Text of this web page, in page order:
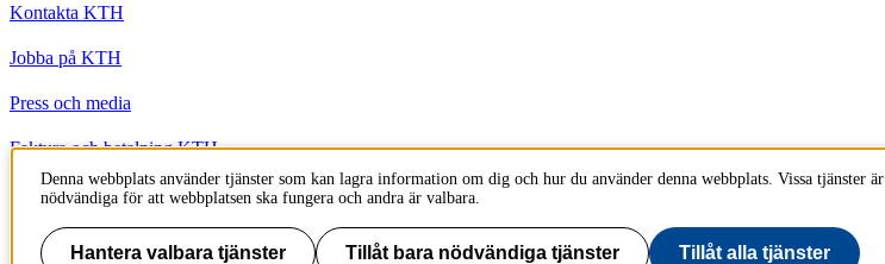
Kontakta KTH
Jobba på KTH
Press och media
Faktura och betalning KTH
Om KTH:s webbplatser
Tillgänglighetsredogörelse
Denna webbplats använder tjänster som kan lagra information om dig och hur du använder denna webbplats. Vissa tjänster är
nödvändiga för att webbplatsen ska fungera och andra är valbara.
Hantera valbara tjänster Tillåt bara nödvändiga tjänster Tillåt alla tjänster